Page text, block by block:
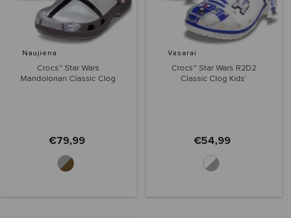
Naujiena
Crocs™ Star Wars
Mandolorian Classic Clog
€79,99
Vasarai
Crocs™ Star Wars R2D2
Classic Clog Kids'
€54,99